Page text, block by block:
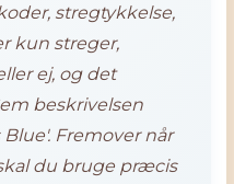
stregtykkelse,
kun streger,
ej, og det
beskrivelsen
Fremover når
du bruge præcis